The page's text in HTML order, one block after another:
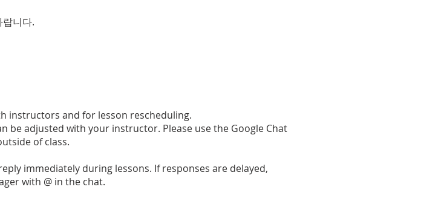
니다.
instructors and for lesson rescheduling.
be adjusted with your instructor. Please use the Google Chat
of class.
immediately during lessons. If responses are delayed,
with @ in the chat.